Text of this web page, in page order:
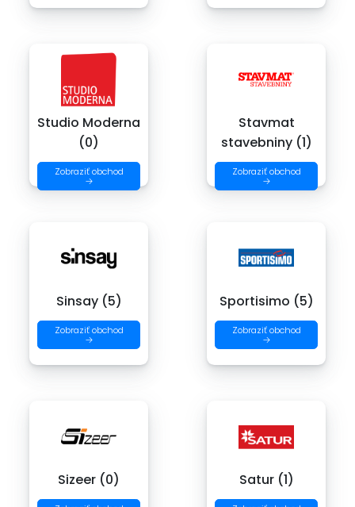
Studio Moderna
(0)
Zobraziť obchod
→
Stavmat
stavebniny (1)
Zobraziť obchod
→
Sinsay (5)
Zobraziť obchod
→
Sportisimo (5)
Zobraziť obchod
→
Sizeer (0) Satur (1)